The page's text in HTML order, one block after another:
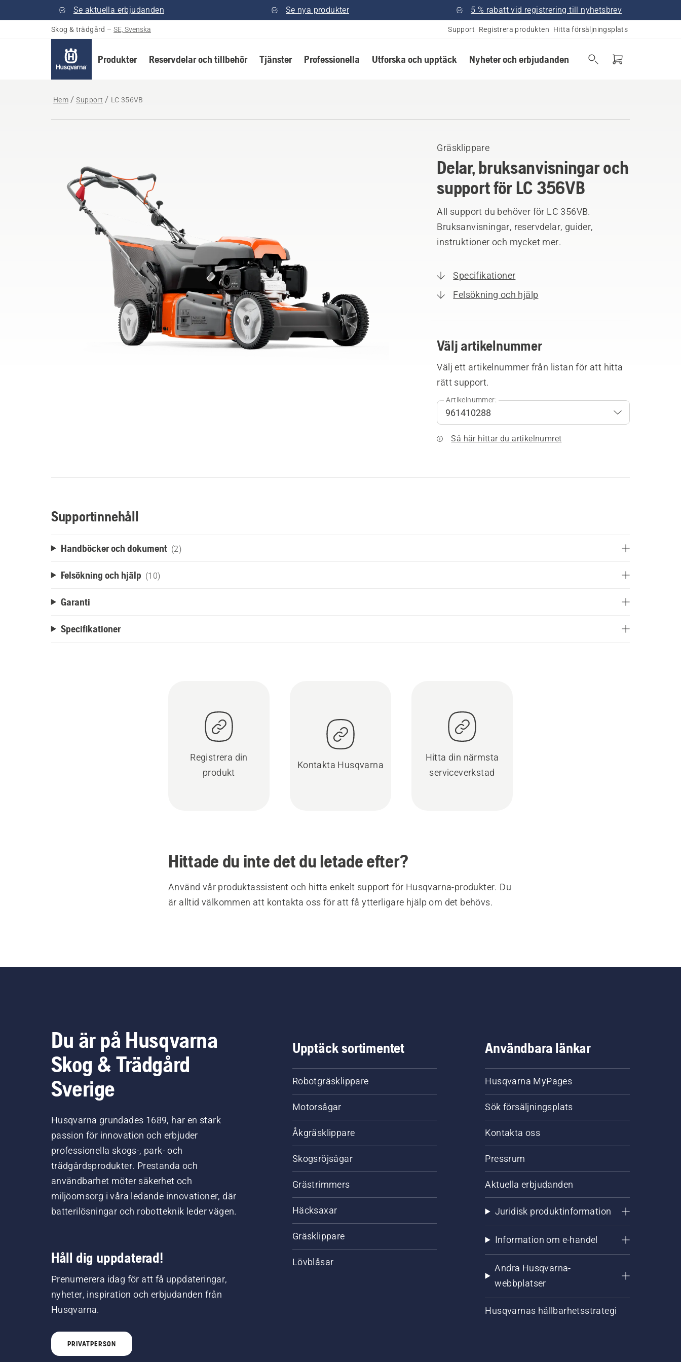
Se aktuella erbjudanden Se nya produkter 5 % rabatt vid registrering till nyhetsbrev
Skog & trädgård – SE, Svenska Support Registrera produkten Hitta försäljningsplats
Produkter Reservdelar och tillbehör Tjänster Professionella Utforska och upptäck Nyheter och erbjudanden
Hem Support LC 356VB
Gräsklippare
Delar, bruksanvisningar och
support för LC 356VB
All support du behöver för LC 356VB.
Bruksanvisningar, reservdelar, guider,
instruktioner och mycket mer.
Specifikationer
Felsökning och hjälp
Välj artikelnummer
Välj ett artikelnummer från listan för att hitta
rätt support.
Artikelnummer:
Så här hittar du artikelnumret
Supportinnehåll
Handböcker och dokument (2)
Felsökning och hjälp (10)
Garanti
Specifikationer
Registrera din
produkt
Kontakta Husqvarna
Hitta din närmsta
serviceverkstad
Hittade du inte det du letade efter?
Använd vår produktassistent och hitta enkelt support för Husqvarna-produkter. Du
är alltid välkommen att kontakta oss för att få ytterligare hjälp om det behövs.
Du är på Husqvarna
Skog & Trädgård
Sverige
Husqvarna grundades 1689, har en stark
passion för innovation och erbjuder
professionella skogs-, park- och
trädgårdsprodukter. Prestanda och
användbarhet möter säkerhet och
miljöomsorg i våra ledande innovationer, där
batterilösningar och robotteknik leder vägen.
Håll dig uppdaterad!
Prenumerera idag för att få uppdateringar,
nyheter, inspiration och erbjudanden från
Husqvarna.
PRIVATPERSON
Upptäck sortimentet
Robotgräsklippare
Motorsågar
Åkgräsklippare
Skogsröjsågar
Grästrimmers
Häcksaxar
Gräsklippare
Lövblåsar
Användbara länkar
Husqvarna MyPages
Sök försäljningsplats
Kontakta oss
Pressrum
Aktuella erbjudanden
Juridisk produktinformation
Information om e-handel
Andra Husqvarna-
webbplatser
Husqvarnas hållbarhetsstrategi